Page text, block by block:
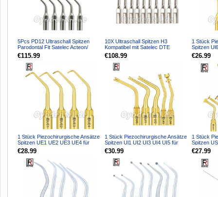
5Pcs PD12 Ultraschall Spitzen
Parodontal Fit Satelec Acteon/
woodpecker DTE Ultr...
€115.99
10X Ultraschall Spitzen H3
Kompatibel mit Satelec DTE
Ultraschall Handstück
€108.99
1 Stück
Spitzen
für
€26.99
1 Stück Piezochirurgische Ansätze
Spitzen UE1 UE2 UE3 UE4 für
Knochenschneiden S...
€28.99
1 Stück Piezochirurgische Ansätze
Spitzen Ul1 UI2 UI3 UI4 UI5 für
Knochenschneid...
€30.99
1 Stück
Spitzen
US3 US4
€27.99